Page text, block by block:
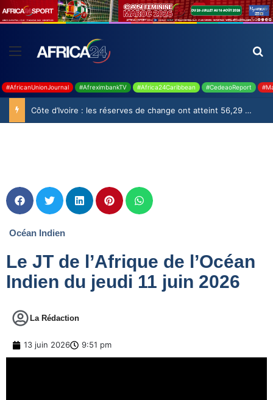
#AfricanUnionJournal #AfreximbankTV #Africa24Caribbean #CedeaoReport
Côte d’Ivoire : les réserves de change ont atteint 56,29 milliards USD en juillet
Océan Indien
Le JT de l’Afrique de l’Océan
Indien du jeudi 11 juin 2026
La Rédaction
13 juin 2026 9:51 pm